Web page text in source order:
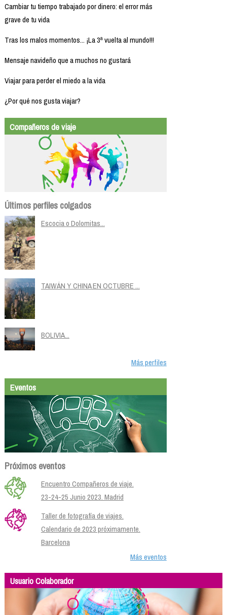
Cambiar tu tiempo trabajado por dinero: el error más
grave de tu vida
Tras los malos momentos... ¡La 3ª vuelta al mundo!!!
Mensaje navideño que a muchos no gustará
Viajar para perder el miedo a la vida
¿Por qué nos gusta viajar?
Compañeros de viaje
Últimos perfiles colgados
Escocia o Dolomitas...
TAIWÁN Y CHINA EN OCTUBRE ...
BOLIVIA...
Más perfiles
Eventos
Próximos eventos
Encuentro Compañeros de viaje.
23-24-25 Junio 2023. Madrid
Taller de fotografía de viajes.
Calendario de 2023 próximamente.
Barcelona
Más eventos
Usuario Colaborador